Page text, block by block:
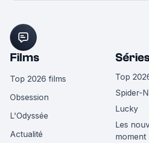
Films
Top 2026 films
Obsession
L'Odyssée
Actualité
Top
Spider-
Lucky
Les
moment